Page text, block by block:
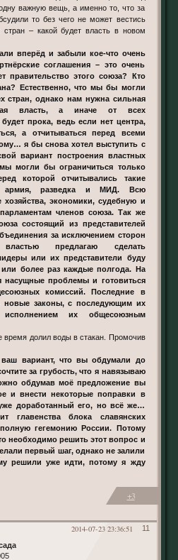
важную вещь, а именно то, что за
то без чего не может вестись
– какой будет власть в новом
вперёд и забыли кое-что очень
соглашения – это очень
правительство этого союза? Кто
Естественно, что мы бы могли
стран, однако нам нужна сильная
власть, а иначе от всех
прока, ведь если нет центра,
а отчитываться перед всеми
я бы снова хотел выступить с
вариант построения властных
могли бы ограничиться только
которой отчитывались такие
армия, разведка и МИД. Всю
экономики, судебную и
членов союза. Так же
состоящий из представителей
за исключением сторон
властью предлагаю сделать
или их представители буду
или более раз каждые полгода. На
насущные проблемы и готовиться
комиссий. Последние в
новые законы, с последующим их
их общесоюзным
время долил воды в стакан. Промочив
ваш вариант, что вы обдумали до
за грубость, что я навязываю
обдумав моё предложение вы
и внести некоторые поправки в
доработанный его, но всё же…
главенства блока славянских
гегемонию России. Потому
необходимо решить этот вопрос и
первый шаг, однако не залили
решили уже идти, потому я жду
+3
11
2014-07-23 23:36:51